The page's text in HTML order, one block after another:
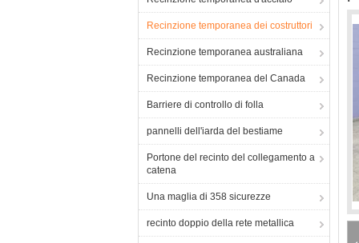
Recinzione temporanea dei costruttori
Recinzione temporanea australiana
Recinzione temporanea del Canada
Barriere di controllo di folla
pannelli dell'iarda del bestiame
Portone del recinto del collegamento a
catena
Una maglia di 358 sicurezze
recinto doppio della rete metallica